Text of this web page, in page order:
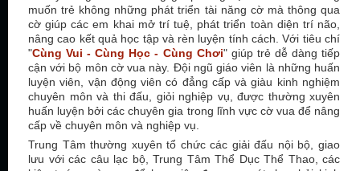
muốn trẻ không những phát triển tài năng cờ mà thông qua
cờ giúp các em khai mở trí tuệ, phát triển toàn diện trí não,
nâng cao kết quả học tập và rèn luyện tính cách. Với tiêu chí
"Cùng Vui - Cùng Học - Cùng Chơi" giúp trẻ dễ dàng tiếp
cận với bộ môn cờ vua này. Đội ngũ giáo viên là những huấn
luyện viên, vận động viên có đẳng cấp và giàu kinh nghiệm
chuyên môn và thi đấu, giỏi nghiệp vụ, được thường xuyên
huấn luyện bởi các chuyên gia trong lĩnh vực cờ vua để nâng
cấp về chuyên môn và nghiệp vụ.
Trung Tâm thường xuyên tổ chức các giải đấu nội bộ, giao
lưu với các câu lạc bộ, Trung Tâm Thể Dục Thể Thao, các